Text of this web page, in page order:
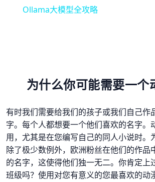
Ollama大模型全攻略
为什么你可能需要一个
有时我们需要给我们的孩子或我们自己作
字。每个人都想要一个他们喜欢的名字。
用，尤其是在您编写自己的同人小说时。
除了极少数例外，欧洲粉丝在他们的作品
的名字，这使得他们独一无二。你肯定上
班级吗？使用对您有意义的您最喜欢的动